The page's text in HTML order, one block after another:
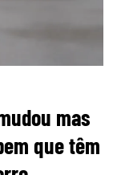
mas
que têm